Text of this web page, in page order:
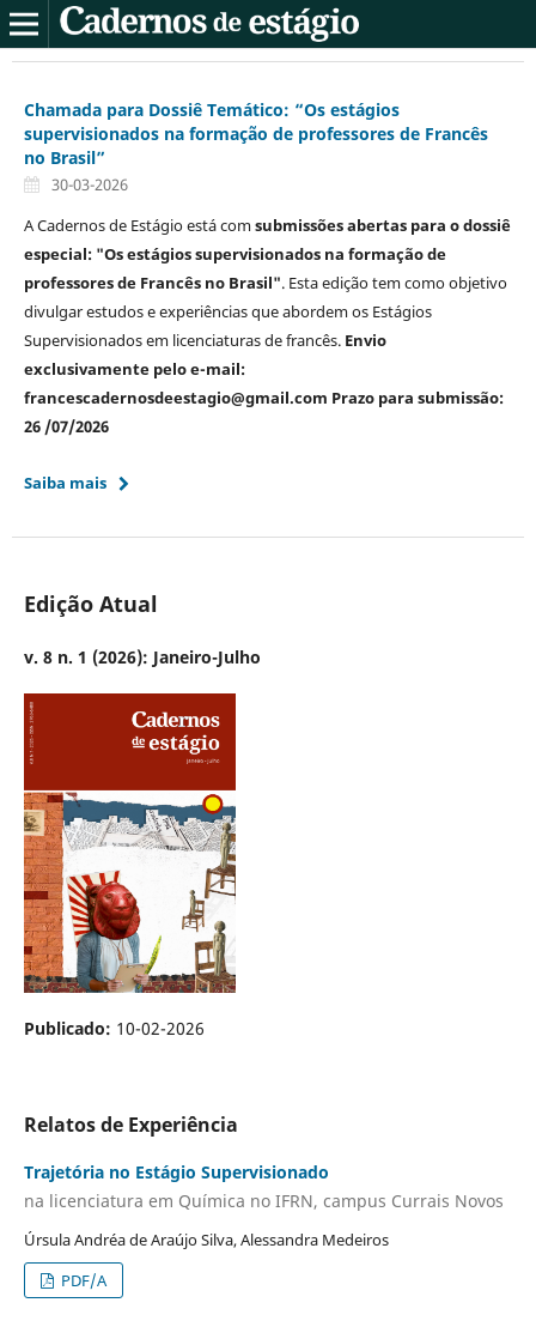
Chamada para Dossiê Temático: “Os estágios
supervisionados na formação de professores de Francês
no Brasil”
30-03-2026
A Cadernos de Estágio está comsubmissões abertas para o dossiê
especial: "Os estágios supervisionados na formação de
professores de Francês no Brasil". Esta edição tem como objetivo
divulgar estudos e experiências que abordem os Estágios
Supervisionados em licenciaturas de francês. Envio
exclusivamente pelo e-mail:
francescadernosdeestagio@gmail.com Prazo para submissão:
26 /07/2026
Saiba mais
Edição Atual
v. 8 n. 1 (2026): Janeiro-Julho
Publicado: 10-02-2026
Relatos de Experiência
Trajetória no Estágio Supervisionado
na licenciatura em Química no IFRN, campus Currais Novos
Úrsula Andréa de Araújo Silva, Alessandra Medeiros
PDF/A